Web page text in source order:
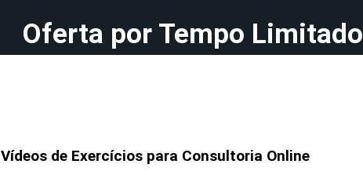
Oferta por Tempo Limitado
Vídeos de Exercícios para Consultoria Online